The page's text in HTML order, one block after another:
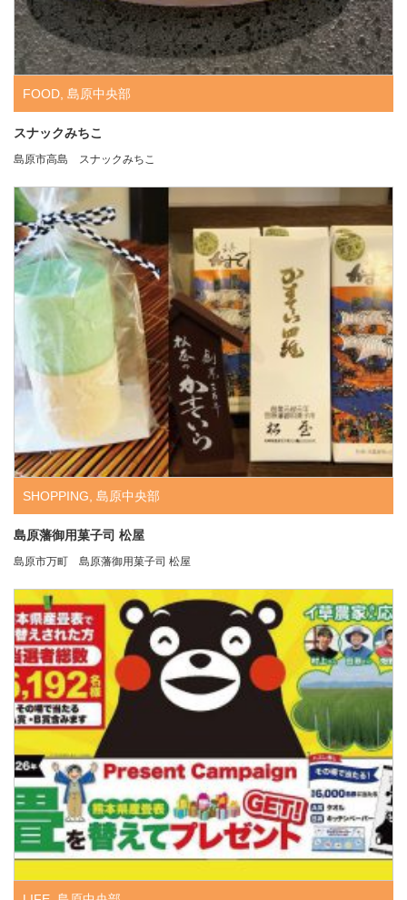
FOOD 島原中央部
スナックみちこ
島原市高島 スナックみちこ
SHOPPING, 島原中央部
島原藩御用菓子司 松屋
島原市万町 島原藩御用菓子司 松屋